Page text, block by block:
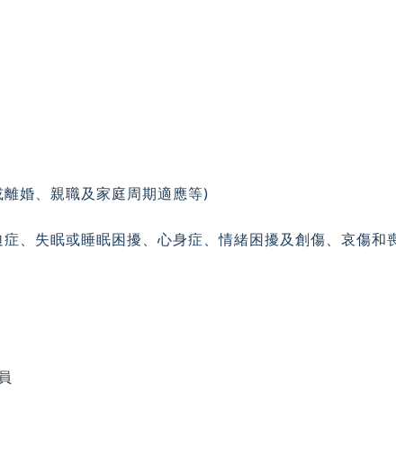
婚、親職及 家庭周期適應等)
、失眠或睡眠困擾、心身症、情緒困擾及創傷、哀傷和